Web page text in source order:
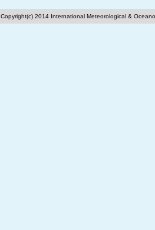
Copyright(c) 2014 International Meteorological &